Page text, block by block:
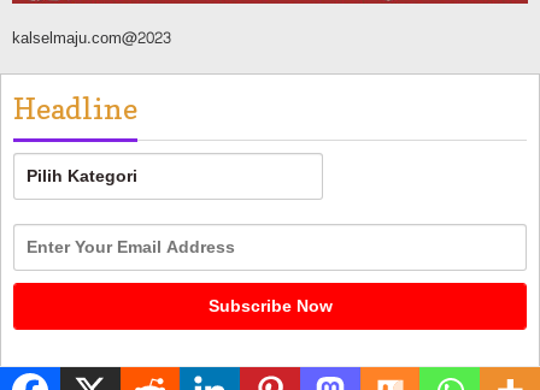
kalselmaju.com@2023
Headline
Headline